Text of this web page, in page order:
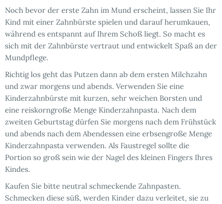
Noch bevor der erste Zahn im Mund erscheint, lassen Sie Ihr
Kind mit einer Zahnbürste spielen und darauf herumkauen,
während es entspannt auf Ihrem Schoß liegt. So macht es
sich mit der Zahnbürste vertraut und entwickelt Spaß an der
Mundpflege.
Richtig los geht das Putzen dann ab dem ersten Milchzahn
und zwar morgens und abends. Verwenden Sie eine
Kinderzahnbürste mit kurzen, sehr weichen Borsten und
eine reiskorngroße Menge Kinderzahnpasta. Nach dem
zweiten Geburtstag dürfen Sie morgens nach dem Frühstück
und abends nach dem Abendessen eine erbsengroße Menge
Kinderzahnpasta verwenden. Als Faustregel sollte die
Portion so groß sein wie der Nagel des kleinen Fingers Ihres
Kindes.
Kaufen Sie bitte neutral schmeckende Zahnpasten.
Schmecken diese süß, werden Kinder dazu verleitet, sie zu